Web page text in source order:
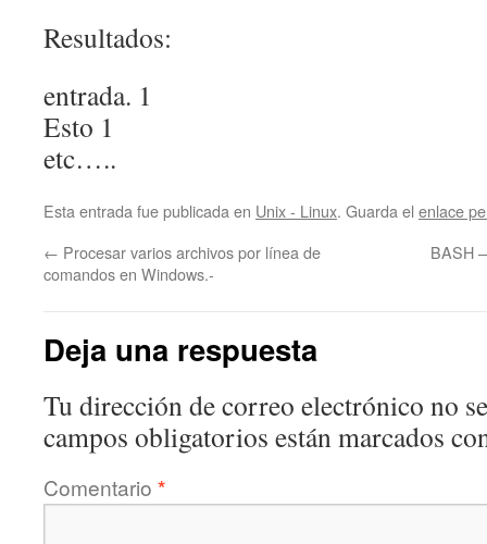
Resultados:
entrada. 1
Esto 1
etc…..
Esta entrada fue publicada en Unix - Linux. Guarda el enlace
← Procesar varios archivos por línea de
comandos en Windows.-
BASH
Deja una respuesta
Tu dirección de correo electrónico no
campos obligatorios están marcados
Comentario *